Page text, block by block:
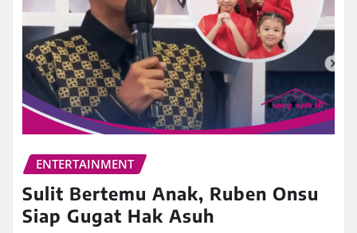
ENTERTAINMENT
Sulit Bertemu Anak, Ruben Onsu
Siap Gugat Hak Asuh